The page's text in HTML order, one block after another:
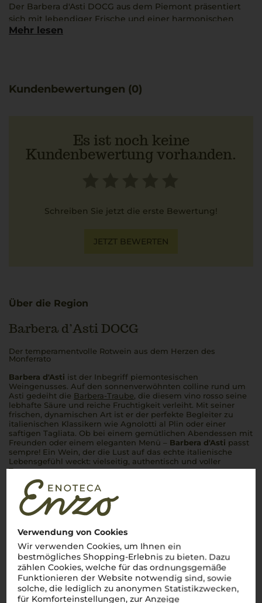
Verwendung von Cookies
Wir verwenden Cookies, um Ihnen ein
bestmögliches Shopping-Erlebnis zu bieten. Dazu
zählen Cookies, welche für das ordnungsgemäße
Funktionieren der Website notwendig sind, sowie
solche, die lediglich zu anonymen Statistikzwecken,
für Komforteinstellungen, zur Anzeige
Der Barbera d'Asti DOCG aus dem Piemont präsentiert
sich mit lebendiger Frische und einer harmonischen
Struktur. Er passt hervorragend zu Gerichten wie einem
Mehr lesen
Kundenbewertungen (0)
Es ist noch keine
Kundenbewertung vorhanden.
Schreiben Sie jetzt die erste Bewertung!
JETZT BEWERTEN
Über die Region
Barbera d’Asti DOCG
Der temperamentvolle Rotwein aus dem Herzen des
Monferrato
Barbera d'Asti ist der Inbegriff piemontesischen
Weingenusses. Auf den sonnenverwöhnten colline rund um
Asti gedeiht die Barbera-Traube, die diesem vino rosso seine
lebhafte Säure und reiche Fruchtigkeit verleiht. Mit seiner
frischen, dynamischen Art ist er der perfekte Begleiter zu
italienischen Klassikern wie Agnolotti al Plin oder einer
saftigen Tagliata. Ob bei einem gemütlichen Abendessen mit
Freunden oder einem eleganten Menü – Barbera d'Asti passt
sempre! Ein Wein, der die Lust auf das echte italienische
Lebensgefühl weckt: vielseitig, authentisch und voller
Temperament.
Mehr Weine aus Barbera d’Asti DOCG